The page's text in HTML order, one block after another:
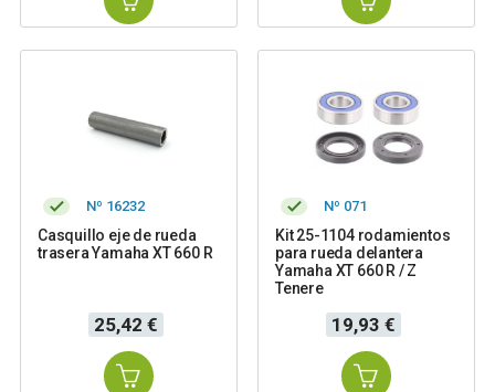
Nº 16232
Casquillo eje de rueda
trasera Yamaha XT 660 R
Precio
25,42 €
Nº 071
Kit 25-1104 rodamientos
para rueda delantera
Yamaha XT 660 R / Z
Tenere
Precio
19,93 €